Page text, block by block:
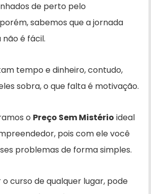
de perto pelo
sabemos que a jornada
é fácil.
tempo e dinheiro, contudo,
sobra, o que falta é motivação.
o Preço Sem Mistério ideal
pois com ele você
problemas de forma simples.
curso de qualquer lugar, pode